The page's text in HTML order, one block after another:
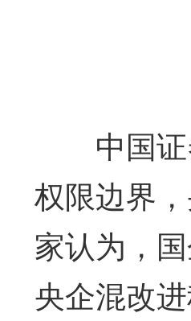
中国证
权限边界
家认为，
央企混改